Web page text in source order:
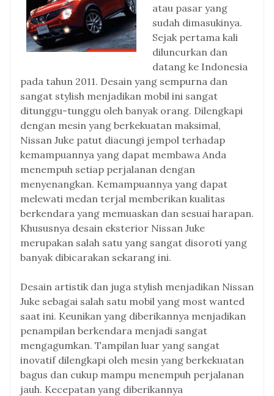
atau pasar yang
sudah dimasukinya.
Sejak pertama kali
diluncurkan dan
datang ke Indonesia
pada tahun 2011. Desain yang sempurna dan
sangat stylish menjadikan mobil ini sangat
ditunggu-tunggu oleh banyak orang. Dilengkapi
dengan mesin yang berkekuatan maksimal,
Nissan Juke patut diacungi jempol terhadap
kemampuannya yang dapat membawa Anda
menempuh setiap perjalanan dengan
menyenangkan. Kemampuannya yang dapat
melewati medan terjal memberikan kualitas
berkendara yang memuaskan dan sesuai harapan.
Khususnya desain eksterior Nissan Juke
merupakan salah satu yang sangat disoroti yang
banyak dibicarakan sekarang ini.
Desain artistik dan juga stylish menjadikan Nissan
Juke sebagai salah satu mobil yang most wanted
saat ini. Keunikan yang diberikannya menjadikan
penampilan berkendara menjadi sangat
mengagumkan. Tampilan luar yang sangat
inovatif dilengkapi oleh mesin yang berkekuatan
bagus dan cukup mampu menempuh perjalanan
jauh. Kecepatan yang diberikannya